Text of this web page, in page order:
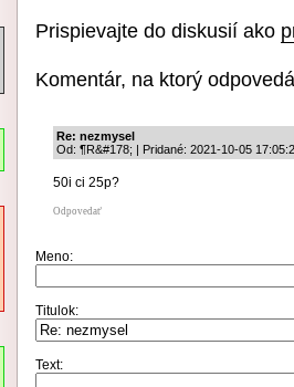
Prispievajte do diskusií ako
Komentár, na ktorý
Re: nezmysel
Od: ¶R&#178; | Pridané: 2021-10-05
50i ci 25p?
Odpovedať
Meno:
Titulok:
Text: